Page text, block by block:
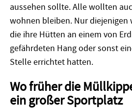
aussehen sollte. Alle wollten
wohnen bleiben. Nur diejenigen
die ihre Hütten an einem von
gefährdeten Hang oder sonst
Stelle errichtet hatten.
Wo früher die
ein großer Sportplatz